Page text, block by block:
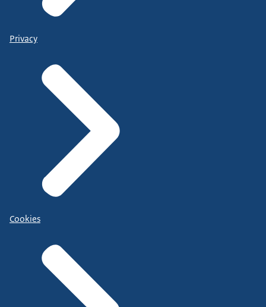
Privacy
Cookies